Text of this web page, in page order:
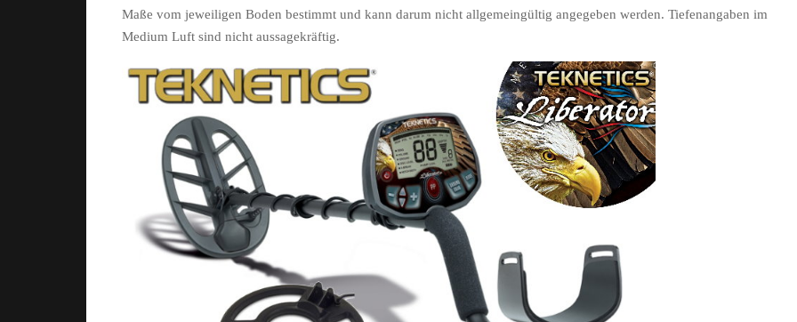
Maße vom jeweiligen Boden bestimmt und kann darum nicht allgemeingültig angegeben werden. Tiefenangaben im
Medium Luft sind nicht aussagekräftig.